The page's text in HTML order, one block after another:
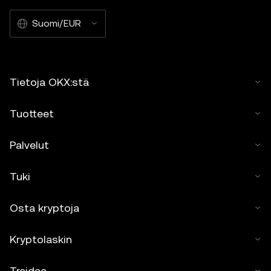
Suomi/EUR
Tietoja OKX:stä
Tuotteet
Palvelut
Tuki
Osta kryptoja
Kryptolaskin